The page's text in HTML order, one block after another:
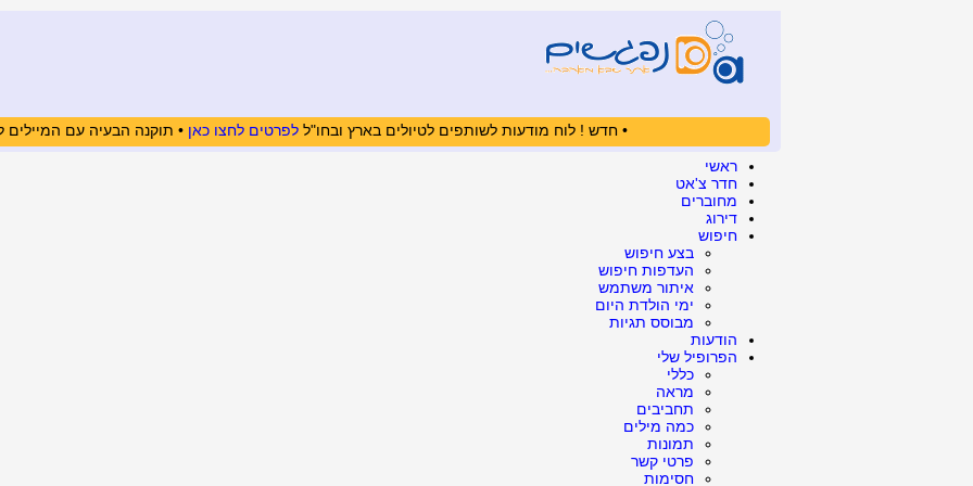
• חדש ! לוח מודעות לשותפים לטיולים בארץ ובחו"ללפרטים לחצו כאן • תוקנה הבעיה עם
ראשי
חדר צ'אט
מחוברים
דירוג
חיפוש
בצע חיפוש
העדפות חיפוש
איתור משתמש
ימי הולדת היום
מבוסס תגיות
הודעות
הפרופיל שלי
כללי
מראה
תחביבים
כמה מילים
תמונות
פרטי קשר
חסימות